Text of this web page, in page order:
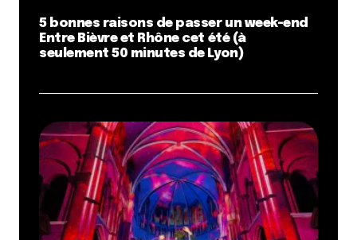
5 bonnes raisons de passer un week-end
Entre Bièvre et Rhône cet été (à
seulement 50 minutes de Lyon)